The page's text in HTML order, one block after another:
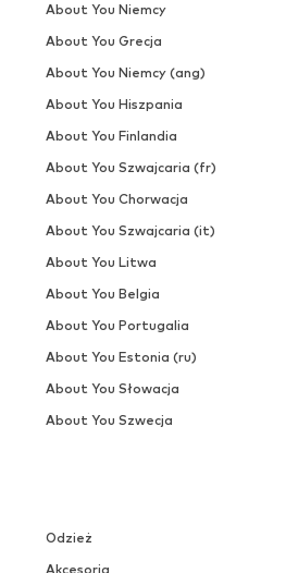
Odzież
Akcesoria
About You Niemcy
About You Grecja
About You Niemcy (ang)
About You Hiszpania
About You Finlandia
About You Szwajcaria (fr)
About You Chorwacja
About You Szwajcaria (it)
About You Litwa
About You Belgia
About You Portugalia
About You Estonia (ru)
About You Słowacja
About You Szwecja